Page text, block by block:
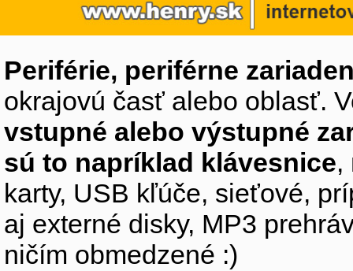
Periférie, periférne
okrajovú časť alebo oblasť.
vstupné alebo výstupné
sú to napríklad klávesnice,
karty, USB kľúče, sieťové,
aj externé disky, MP3
ničím obmedzené :)